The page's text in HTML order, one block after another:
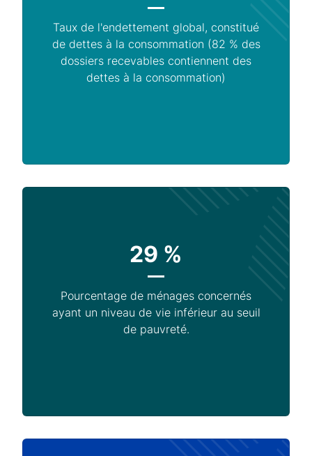
Taux de l'endettement global, constitué
de dettes à la consommation (82 % des
dossiers recevables contiennent des
dettes à la consommation)
29 %
Pourcentage de ménages concernés
ayant un niveau de vie inférieur au seuil
de pauvreté.